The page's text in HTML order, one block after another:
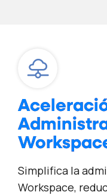
Simplifica la
Workspace,